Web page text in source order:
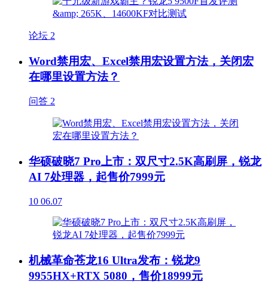
论坛 2
Word禁用宏、Excel禁用宏设置方法，关闭宏
在哪里设置方法？
问答 2
华硕破晓7 Pro上市：双尺寸2.5K高刷屏，锐龙
AI 7处理器，起售价7999元
10 06.07
机械革命苍龙16 Ultra发布：锐龙9
9955HX+RTX 5080，售价18999元